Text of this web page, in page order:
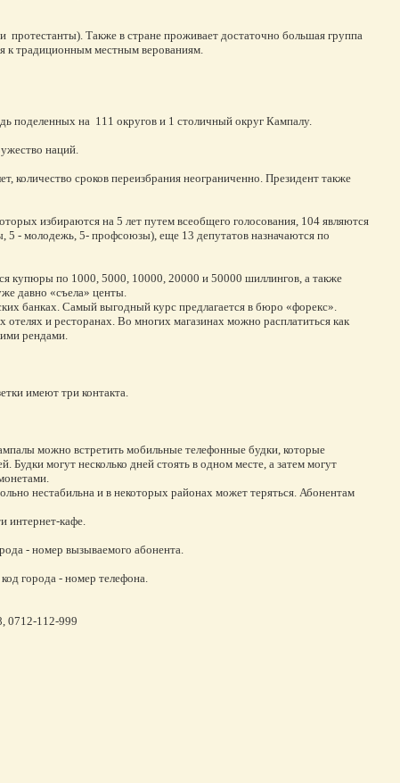
Также в стране проживает достаточно большая группа
к традиционным местным верованиям.
поделенных на 111 округов и 1 столичный округ Кампалу.
наций.
количество сроков переизбрания неограниченно. Президент также
избираются на 5 лет путем всеобщего голосования, 104 являются
- молодежь, 5- профсоюзы), еще 13 депутатов назначаются по
купюры по 1000, 5000, 10000, 20000 и 50000 шиллингов, а также
давно «съела» центы.
банках. Самый выгодный курс предлагается в бюро «форекс».
и ресторанах. Во многих магазинах можно расплатиться как
рендами.
имеют три контакта.
можно встретить мобильные телефонные будки, которые
могут несколько дней стоять в одном месте, а затем могут
нестабильна и в некоторых районах может теряться. Абонентам
интернет-кафе.
- номер вызываемого абонента.
города - номер телефона.
0712-112-999